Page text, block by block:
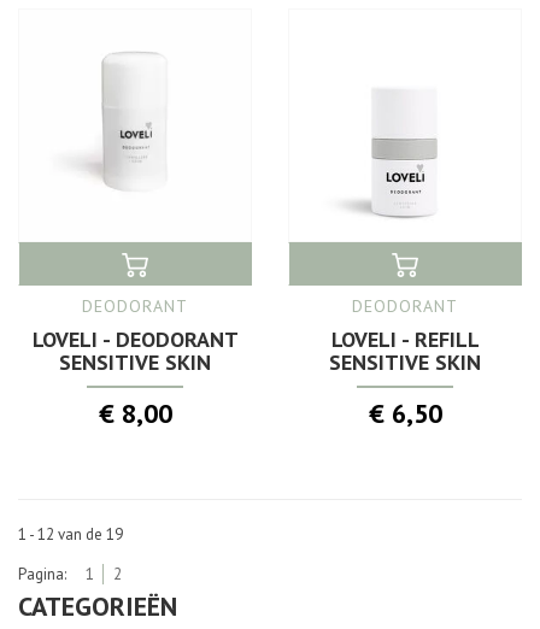
DEODORANT
LOVELI - DEODORANT
SENSITIVE SKIN
€ 8,00
DEODORANT
LOVELI - REFILL
SENSITIVE SKIN
€ 6,50
1 - 12 van de 19
Pagina:
1 2
CATEGORIEËN